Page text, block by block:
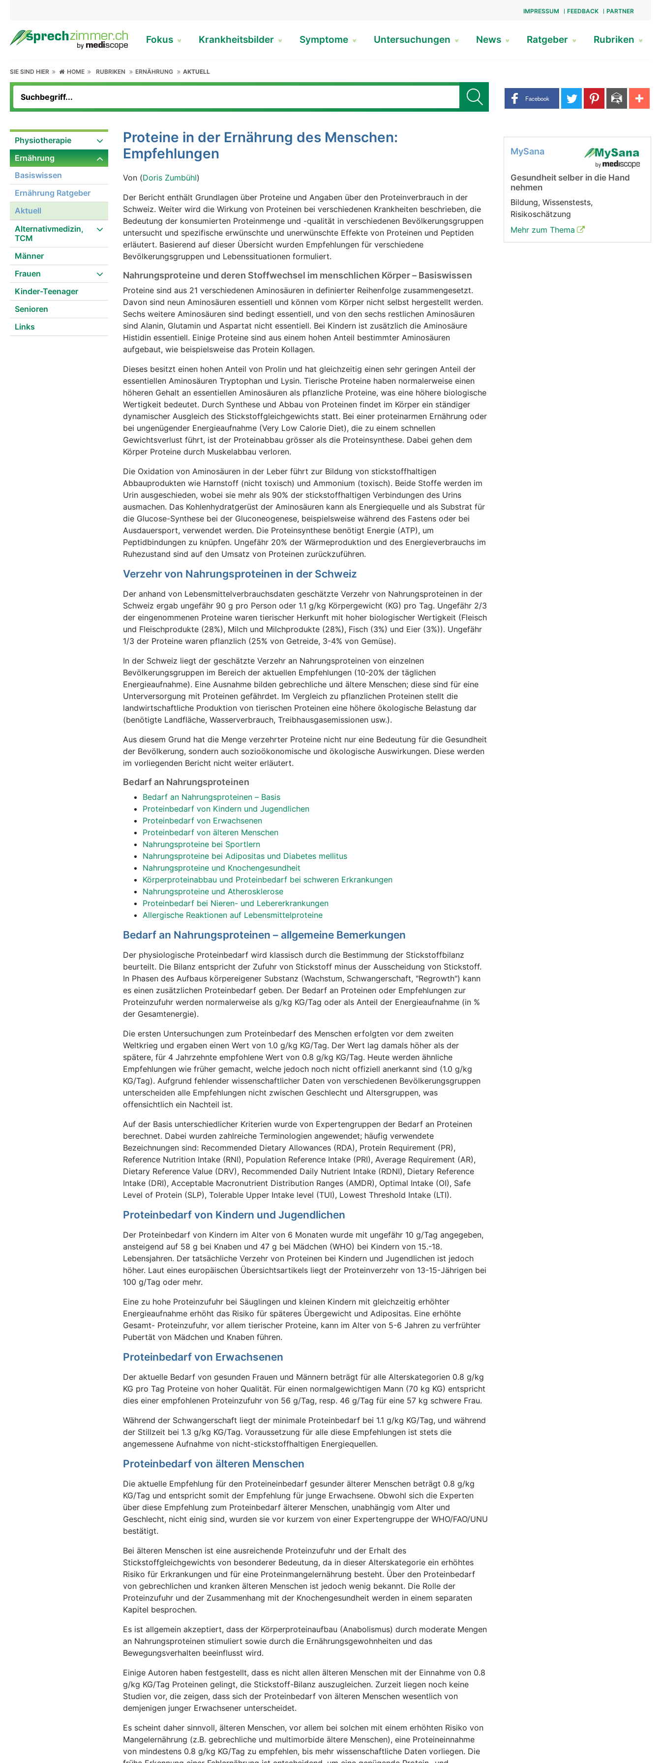
IMPRESSUM FEEDBACK PARTNER
Fokus Krankheitsbilder Symptome Untersuchungen News Ratgeber Rubriken
SIE SIND HIER HOME RUBRIKEN ERNÄHRUNG AKTUELL
Share buttons
Facebook
Physiotherapie
Ernährung
Basiswissen
Ernährung Ratgeber
Aktuell
Alternativmedizin,
TCM
Männer
Frauen
Kinder-Teenager
Senioren
Links
Proteine in der Ernährung des Menschen:
Empfehlungen
Von (Doris Zumbühl)
Der Bericht enthält Grundlagen über Proteine und Angaben über den Proteinverbrauch in der
Schweiz. Weiter wird die Wirkung von Proteinen bei verschiedenen Krankheiten beschrieben, die
Bedeutung der konsumierten Proteinmenge und -qualität in verschiedenen Bevölkerungsgruppen
untersucht und spezifische erwünschte und unerwünschte Effekte von Proteinen und Peptiden
erläutert. Basierend auf dieser Übersicht wurden Empfehlungen für verschiedene
Bevölkerungsgruppen und Lebenssituationen formuliert.
Nahrungsproteine und deren Stoffwechsel im menschlichen Körper – Basiswissen
Proteine sind aus 21 verschiedenen Aminosäuren in definierter Reihenfolge zusammengesetzt.
Davon sind neun Aminosäuren essentiell und können vom Körper nicht selbst hergestellt werden.
Sechs weitere Aminosäuren sind bedingt essentiell, und von den sechs restlichen Aminosäuren
sind Alanin, Glutamin und Aspartat nicht essentiell. Bei Kindern ist zusätzlich die Aminosäure
Histidin essentiell. Einige Proteine sind aus einem hohen Anteil bestimmter Aminosäuren
aufgebaut, wie beispielsweise das Protein Kollagen.
Dieses besitzt einen hohen Anteil von Prolin und hat gleichzeitig einen sehr geringen Anteil der
essentiellen Aminosäuren Tryptophan und Lysin. Tierische Proteine haben normalerweise einen
höheren Gehalt an essentiellen Aminosäuren als pflanzliche Proteine, was eine höhere biologische
Wertigkeit bedeutet. Durch Synthese und Abbau von Proteinen findet im Körper ein ständiger
dynamischer Ausgleich des Stickstoffgleichgewichts statt. Bei einer proteinarmen Ernährung oder
bei ungenügender Energieaufnahme (Very Low Calorie Diet), die zu einem schnellen
Gewichtsverlust führt, ist der Proteinabbau grösser als die Proteinsynthese. Dabei gehen dem
Körper Proteine durch Muskelabbau verloren.
Die Oxidation von Aminosäuren in der Leber führt zur Bildung von stickstoffhaltigen
Abbauprodukten wie Harnstoff (nicht toxisch) und Ammonium (toxisch). Beide Stoffe werden im
Urin ausgeschieden, wobei sie mehr als 90% der stickstoffhaltigen Verbindungen des Urins
ausmachen. Das Kohlenhydratgerüst der Aminosäuren kann als Energiequelle und als Substrat für
die Glucose-Synthese bei der Gluconeogenese, beispielsweise während des Fastens oder bei
Ausdauersport, verwendet werden. Die Proteinsynthese benötigt Energie (ATP), um
Peptidbindungen zu knüpfen. Ungefähr 20% der Wärmeproduktion und des Energieverbrauchs im
Ruhezustand sind auf den Umsatz von Proteinen zurückzuführen.
Verzehr von Nahrungsproteinen in der Schweiz
Der anhand von Lebensmittelverbrauchsdaten geschätzte Verzehr von Nahrungsproteinen in der
Schweiz ergab ungefähr 90 g pro Person oder 1.1 g/kg Körpergewicht (KG) pro Tag. Ungefähr 2/3
der eingenommenen Proteine waren tierischer Herkunft mit hoher biologischer Wertigkeit (Fleisch
und Fleischprodukte (28%), Milch und Milchprodukte (28%), Fisch (3%) und Eier (3%)). Ungefähr
1/3 der Proteine waren pflanzlich (25% von Getreide, 3-4% von Gemüse).
In der Schweiz liegt der geschätzte Verzehr an Nahrungsproteinen von einzelnen
Bevölkerungsgruppen im Bereich der aktuellen Empfehlungen (10-20% der täglichen
Energieaufnahme). Eine Ausnahme bilden gebrechliche und ältere Menschen; diese sind für eine
Unterversorgung mit Proteinen gefährdet. Im Vergleich zu pflanzlichen Proteinen stellt die
landwirtschaftliche Produktion von tierischen Proteinen eine höhere ökologische Belastung dar
(benötigte Landfläche, Wasserverbrauch, Treibhausgasemissionen usw.).
Aus diesem Grund hat die Menge verzehrter Proteine nicht nur eine Bedeutung für die Gesundheit
der Bevölkerung, sondern auch sozioökonomische und ökologische Auswirkungen. Diese werden
im vorliegenden Bericht nicht weiter erläutert.
Bedarf an Nahrungsproteinen
Bedarf an Nahrungsproteinen – Basis
Proteinbedarf von Kindern und Jugendlichen
Proteinbedarf von Erwachsenen
Proteinbedarf von älteren Menschen
Nahrungsproteine bei Sportlern
Nahrungsproteine bei Adipositas und Diabetes mellitus
Nahrungsproteine und Knochengesundheit
Körperproteinabbau und Proteinbedarf bei schweren Erkrankungen
Nahrungsproteine und Atherosklerose
Proteinbedarf bei Nieren- und Lebererkrankungen
Allergische Reaktionen auf Lebensmittelproteine
Bedarf an Nahrungsproteinen – allgemeine Bemerkungen
Der physiologische Proteinbedarf wird klassisch durch die Bestimmung der Stickstoffbilanz
beurteilt. Die Bilanz entspricht der Zufuhr von Stickstoff minus der Ausscheidung von Stickstoff.
In Phasen des Aufbaus körpereigener Substanz (Wachstum, Schwangerschaft, "Regrowth") kann
es einen zusätzlichen Proteinbedarf geben. Der Bedarf an Proteinen oder Empfehlungen zur
Proteinzufuhr werden normalerweise als g/kg KG/Tag oder als Anteil der Energieaufnahme (in %
der Gesamtenergie).
Die ersten Untersuchungen zum Proteinbedarf des Menschen erfolgten vor dem zweiten
Weltkrieg und ergaben einen Wert von 1.0 g/kg KG/Tag. Der Wert lag damals höher als der
spätere, für 4 Jahrzehnte empfohlene Wert von 0.8 g/kg KG/Tag. Heute werden ähnliche
Empfehlungen wie früher gemacht, welche jedoch noch nicht offiziell anerkannt sind (1.0 g/kg
KG/Tag). Aufgrund fehlender wissenschaftlicher Daten von verschiedenen Bevölkerungsgruppen
unterscheiden alle Empfehlungen nicht zwischen Geschlecht und Altersgruppen, was
offensichtlich ein Nachteil ist.
Auf der Basis unterschiedlicher Kriterien wurde von Expertengruppen der Bedarf an Proteinen
berechnet. Dabei wurden zahlreiche Terminologien angewendet; häufig verwendete
Bezeichnungen sind: Recommended Dietary Allowances (RDA), Protein Requirement (PR),
Reference Nutrition Intake (RNI), Population Reference Intake (PRI), Average Requirement (AR),
Dietary Reference Value (DRV), Recommended Daily Nutrient Intake (RDNI), Dietary Reference
Intake (DRI), Acceptable Macronutrient Distribution Ranges (AMDR), Optimal Intake (OI), Safe
Level of Protein (SLP), Tolerable Upper Intake level (TUI), Lowest Threshold Intake (LTI).
Proteinbedarf von Kindern und Jugendlichen
Der Proteinbedarf von Kindern im Alter von 6 Monaten wurde mit ungefähr 10 g/Tag angegeben,
ansteigend auf 58 g bei Knaben und 47 g bei Mädchen (WHO) bei Kindern von 15.-18.
Lebensjahren. Der tatsächliche Verzehr von Proteinen bei Kindern und Jugendlichen ist jedoch
höher. Laut eines europäischen Übersichtsartikels liegt der Proteinverzehr von 13-15-Jährigen bei
100 g/Tag oder mehr.
Eine zu hohe Proteinzufuhr bei Säuglingen und kleinen Kindern mit gleichzeitig erhöhter
Energieaufnahme erhöht das Risiko für späteres Übergewicht und Adipositas. Eine erhöhte
Gesamt- Proteinzufuhr, vor allem tierischer Proteine, kann im Alter von 5-6 Jahren zu verfrühter
Pubertät von Mädchen und Knaben führen.
Proteinbedarf von Erwachsenen
Der aktuelle Bedarf von gesunden Frauen und Männern beträgt für alle Alterskategorien 0.8 g/kg
KG pro Tag Proteine von hoher Qualität. Für einen normalgewichtigen Mann (70 kg KG) entspricht
dies einer empfohlenen Proteinzufuhr von 56 g/Tag, resp. 46 g/Tag für eine 57 kg schwere Frau.
Während der Schwangerschaft liegt der minimale Proteinbedarf bei 1.1 g/kg KG/Tag, und während
der Stillzeit bei 1.3 g/kg KG/Tag. Voraussetzung für alle diese Empfehlungen ist stets die
angemessene Aufnahme von nicht-stickstoffhaltigen Energiequellen.
Proteinbedarf von älteren Menschen
Die aktuelle Empfehlung für den Proteineinbedarf gesunder älterer Menschen beträgt 0.8 g/kg
KG/Tag und entspricht somit der Empfehlung für junge Erwachsene. Obwohl sich die Experten
über diese Empfehlung zum Proteinbedarf älterer Menschen, unabhängig vom Alter und
Geschlecht, nicht einig sind, wurden sie vor kurzem von einer Expertengruppe der WHO/FAO/UNU
bestätigt.
Bei älteren Menschen ist eine ausreichende Proteinzufuhr und der Erhalt des
Stickstoffgleichgewichts von besonderer Bedeutung, da in dieser Alterskategorie ein erhöhtes
Risiko für Erkrankungen und für eine Proteinmangelernährung besteht. Über den Proteinbedarf
von gebrechlichen und kranken älteren Menschen ist jedoch wenig bekannt. Die Rolle der
Proteinzufuhr und der Zusammenhang mit der Knochengesundheit werden in einem separaten
Kapitel besprochen.
Es ist allgemein akzeptiert, dass der Körperproteinaufbau (Anabolismus) durch moderate Mengen
an Nahrungsproteinen stimuliert sowie durch die Ernährungsgewohnheiten und das
Bewegungsverhalten beeinflusst wird.
Einige Autoren haben festgestellt, dass es nicht allen älteren Menschen mit der Einnahme von 0.8
g/kg KG/Tag Proteinen gelingt, die Stickstoff-Bilanz auszugleichen. Zurzeit liegen noch keine
Studien vor, die zeigen, dass sich der Proteinbedarf von älteren Menschen wesentlich von
demjenigen junger Erwachsener unterscheidet.
Es scheint daher sinnvoll, älteren Menschen, vor allem bei solchen mit einem erhöhten Risiko von
Mangelernährung (z.B. gebrechliche und multimorbide ältere Menschen), eine Proteineinnahme
von mindestens 0.8 g/kg KG/Tag zu empfehlen, bis mehr wissenschaftliche Daten vorliegen. Die
MySana
Gesundheit selber in die Hand
nehmen
Bildung, Wissenstests,
Risikoschätzung
Mehr zum Thema